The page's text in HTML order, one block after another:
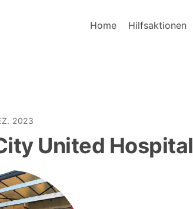
Home Hilfsaktionen
2023
United Hospital